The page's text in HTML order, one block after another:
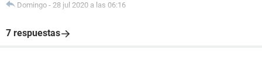
Domingo - 28 jul 2020 a las 06:16
7 respuestas